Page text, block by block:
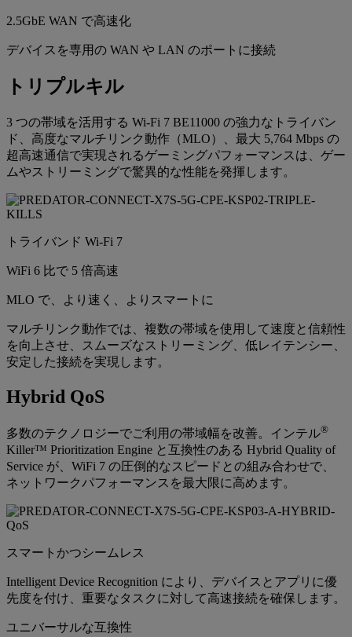
2.5GbE WAN で高速化
デバイスを専用の WAN や LAN のポートに接続
トリプルキル
3 つの帯域を活用する Wi-Fi 7 BE11000 の強力なトライバン
ド、高度なマルチリンク動作（MLO）、最大 5,764 Mbps の
超高速通信で実現されるゲーミングパフォーマンスは、ゲー
ムやストリーミングで驚異的な性能を発揮します。
トライバンド Wi-Fi 7
WiFi 6 比で 5 倍高速
MLO で、より速く、よりスマートに
マルチリンク動作では、複数の帯域を使用して速度と信頼性
を向上させ、スムーズなストリーミング、低レイテンシー、
安定した接続を実現します。
Hybrid QoS
多数のテクノロジーでご利用の帯域幅を改善。インテル®
Killer™ Prioritization Engine と互換性のある Hybrid Quality of
Service が、WiFi 7 の圧倒的なスピードとの組み合わせで、
ネットワークパフォーマンスを最大限に高めます。
スマートかつシームレス
Intelligent Device Recognition により、デバイスとアプリに優
先度を付け、重要なタスクに対して高速接続を確保します。
ユニバーサルな互換性